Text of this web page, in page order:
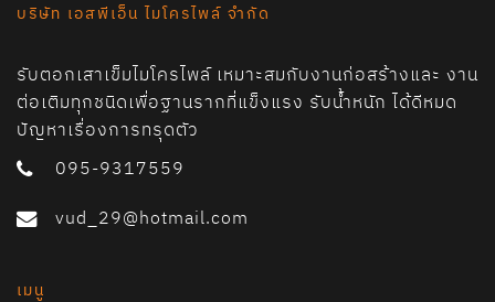
บริษัท เอสพีเอ็น ไมโครไพล์ จำกัด
รับตอกเสาเข็มไมโครไพล์ เหมาะสมกับงานก่อสร้างและ งาน
ต่อเติมทุกชนิดเพื่อฐานรากที่แข็งแรง รับน้ำหนัก ได้ดีหมด
ปัญหาเรื่องการทรุดตัว
095-9317559
vud_29@hotmail.com
เมนู